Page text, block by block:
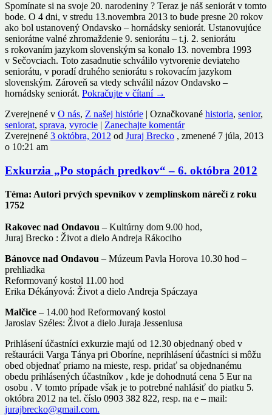
Spomínate si na svoje 20. narodeniny ? Teraz je náš seniorát v tomto
bode. O 4 dni, v stredu 13.novembra 2013 to bude presne 20 rokov
ako bol ustanovený Ondavsko – hornádsky seniorát. Ustanovujúce
seniorátne valné zhromaždenie 9. seniorátu – t.j. 2. seniorátu
s rokovaním jazykom slovenským sa konalo 13. novembra 1993
v Sečovciach. Toto zasadnutie schválilo vytvorenie deviateho
seniorátu, v poradí druhého seniorátu s rokovacím jazykom
slovenským. Zároveň sa vtedy schválil názov Ondavsko –
hornádsky seniorát. Pokračujte v čítaní →
Zverejnené v O nás, Z našej histórie | Označkované historia, senior,
seniorat, sprava, vyrocie | Zanechajte komentár
Zverejnené 3 októbra, 2012 od Juraj Brecko , zmenené 7 júla, 2013
o 10:21 am
Exkurzia „Po stopách predkov“ – 6. októbra 2012
Téma: Autori prvých spevníkov v zemplínskom nárečí z roku
1752
Rakovec nad Ondavou – Kultúrny dom 9.00 hod,
Juraj Brecko : Život a dielo Andreja Rákociho
Bánovce nad Ondavou – Múzeum Pavla Horova 10.30 hod –
prehliadka
Reformovaný kostol 11.00 hod
Erika Dékányová: Život a dielo Andreja Spáczaya
Malčice – 14.00 hod Reformovaný kostol
Jaroslav Széles: Život a dielo Juraja Jesseniusa
Prihlásení účastníci exkurzie majú od 12.30 objednaný obed v
reštaurácii Varga Tánya pri Oboríne, neprihlásení účastníci si môžu
obed objednať priamo na mieste, resp. pridať sa objednanému
obedu prihlásených účastníkov , kde je dohodnutá cena 5 Eur na
osobu . V tomto prípade však je to potrebné nahlásiť do piatku 5.
októbra 2012 na tel. číslo 0903 382 822, resp. na e – mail:
jurajbrecko@gmail.com.